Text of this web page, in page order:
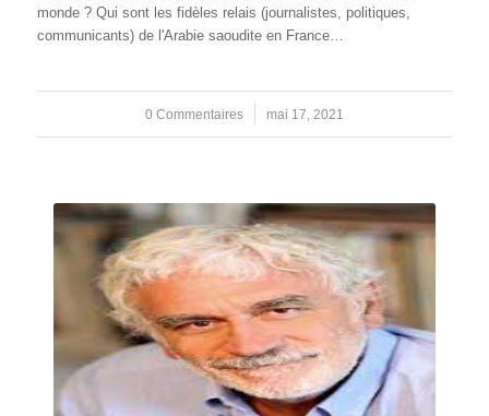
monde ? Qui sont les fidèles relais (journalistes, politiques,
communicants) de l'Arabie saoudite en France…
0 Commentaires
/ mai 17, 2021